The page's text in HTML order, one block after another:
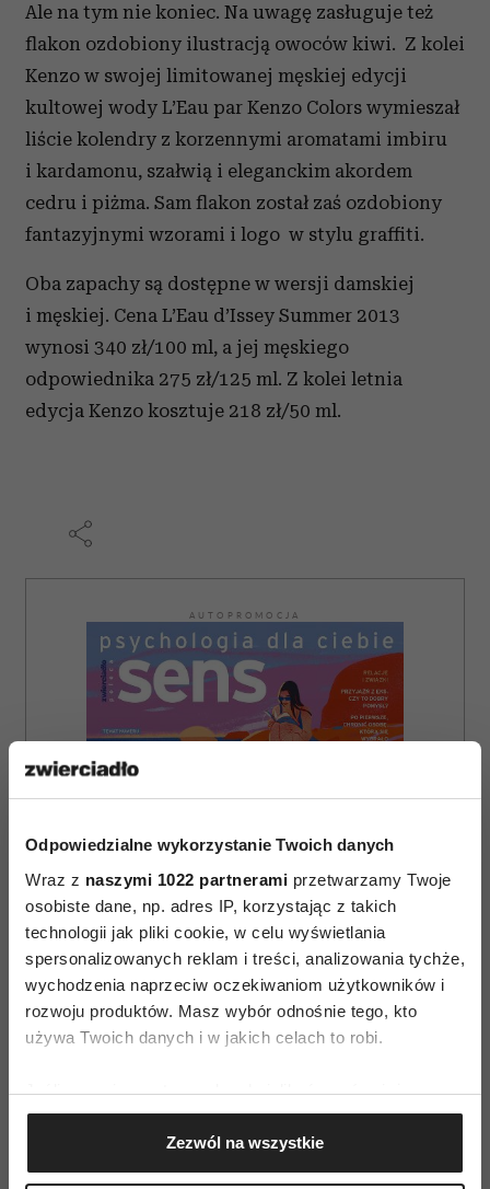
Odpowiedzialne wykorzystanie Twoich danych
Wraz z naszymi 1022 partnerami przetwarzamy Twoje
osobiste dane, np. adres IP, korzystając z takich
technologii jak pliki cookie, w celu wyświetlania
spersonalizowanych reklam i treści, analizowania tychże,
wychodzenia naprzeciw oczekiwaniom użytkowników i
rozwoju produktów. Masz wybór odnośnie tego, kto
używa Twoich danych i w jakich celach to robi.
Jeśli wyrazisz na to zgodę, chcielibyśmy również:
Gromadzić dane dotyczące Twojej lokalizacji
geograficznej z dokładnością nawet do kilku metrów
Identyfikować Twoje urządzenie, aktywnie
Zezwól na wszystkie
Ale na tym nie koniec. Na uwagę zasługuje też
flakon ozdobiony ilustracją owoców kiwi. Z kolei
Kenzo w swojej limitowanej męskiej edycji
kultowej wody L’Eau par Kenzo Colors wymieszał
liście kolendry z korzennymi aromatami imbiru
i kardamonu, szałwią i eleganckim akordem
cedru i piżma. Sam flakon został zaś ozdobiony
fantazyjnymi wzorami i logo w stylu graffiti.
Oba zapachy są dostępne w wersji damskiej
i męskiej. Cena L’Eau d’Issey Summer 2013
wynosi 340 zł/100 ml, a jej męskiego
odpowiednika 275 zł/125 ml. Z kolei letnia
edycja Kenzo kosztuje 218 zł/50 ml.
AUTOPROMOCJA
ZAMÓW
WYDANIE DRUKOWANE
E-WYDANIE